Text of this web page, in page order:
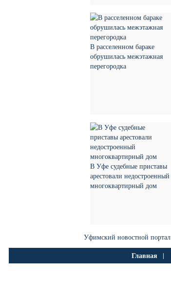
В расселенном бараке
обрушилась межэтажная
перегородка
В Уфе судебные приставы
арестовали недостроенный
многоквартирный дом
Уфимский новостной портал
Главная |